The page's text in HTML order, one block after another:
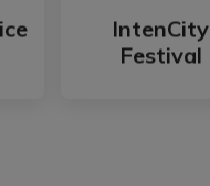
IntenCity
Festival
IntenCity
Festival